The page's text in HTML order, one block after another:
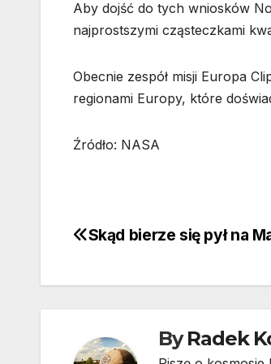
Aby dojść do tych wniosków
najprostszymi cząsteczkami
Obecnie zespół misji Europa
regionami Europy, które
Źródło: NASA
Nawigacja
Skąd bierze się pył na
ByRadek